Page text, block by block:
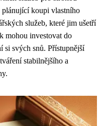
koupi vlastního
služeb, které jim ušetří
mohou investovat do
si svých snů. Přístupnější
stabilnějšího a